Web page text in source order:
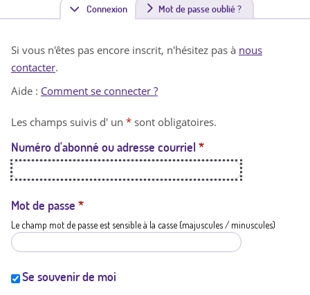
Connexion(
n
t
a
t
i
Mot de passe oublié ?
Si vous n'êtes pas encore inscrit, n'hésitez pas à nous
contacter.
Aide : Comment se connecter ?
Les champs suivis d' un * sont obligatoires.
Numéro d'abonné ou adresse courriel *
Mot de passe *
Le champ mot de passe est sensible à la casse (majuscules / minuscules)
Se souvenir de moi